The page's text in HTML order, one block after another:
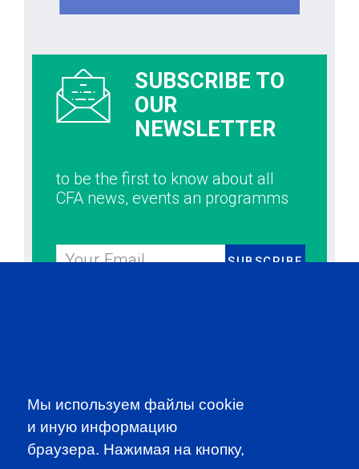
SUBSCRIBE TO
OUR
NEWSLETTER
to be the first to know about all
CFA news, events an programms
SUBSCRIBE
экзаменов CFA (Levels I, II, III) просьба
обращаться по адресу info@cfainstitute.org.
Мы используем файлы cookie
и иную информацию
браузера. Нажимая на кнопку,